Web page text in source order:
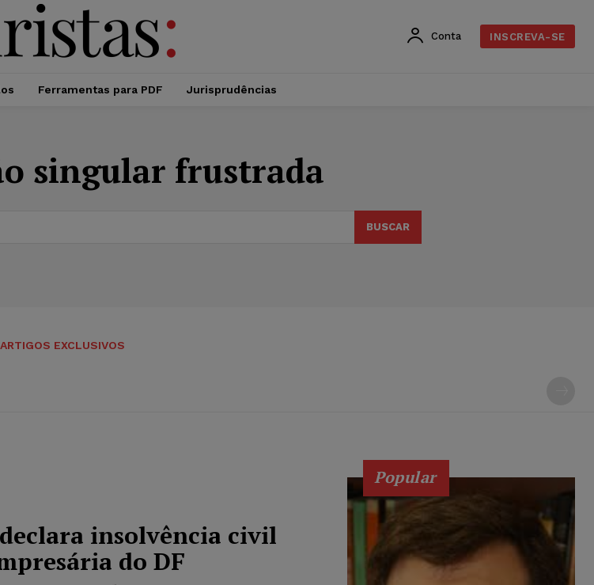
Conta INSCREVA-SE
Ferramentas para PDF Jurisprudências
singular frustrada
BUSCAR
ARTIGOS EXCLUSIVOS
insolvência civil
do DF
Popular